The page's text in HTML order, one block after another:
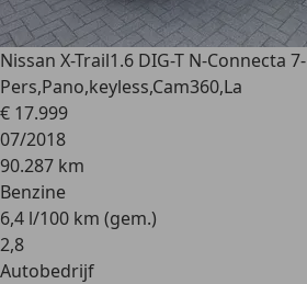
Nissan X-Trail1.6 DIG-T N-Connecta 7-
Pers,Pano,keyless,Cam360,La
€ 17.999
07/2018
90.287 km
Benzine
6,4 l/100 km (gem.)
2,8
Autobedrijf